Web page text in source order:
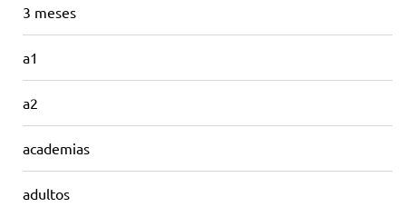
3 meses
a1
a2
academias
adultos